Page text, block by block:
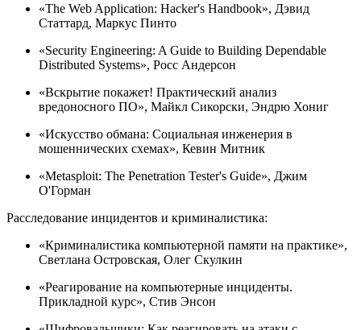
«The Web Application: Hacker's Handbook», Дэвид
Статтард, Маркус Пинто
«Security Engineering: A Guide to Building Dependable
Distributed Systems», Росс Андерсон
«Вскрытие покажет! Практический анализ
вредоносного ПО», Майкл Сикорски, Эндрю Хониг
«Искусство обмана: Социальная инженерия в
мошеннических схемах», Кевин Митник
«Metasploit: The Penetration Tester's Guide», Джим
О'Горман
Расследование инцидентов и криминалистика:
«Криминалистика компьютерной памяти на практике»,
Светлана Островская, Олег Скулкин
«Реагирование на компьютерные инциденты.
Прикладной курс», Стив Энсон